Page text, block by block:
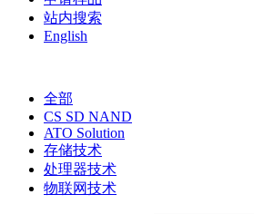
站内搜索
English
全部
CS SD NAND
ATO Solution
存储技术
处理器技术
物联网技术